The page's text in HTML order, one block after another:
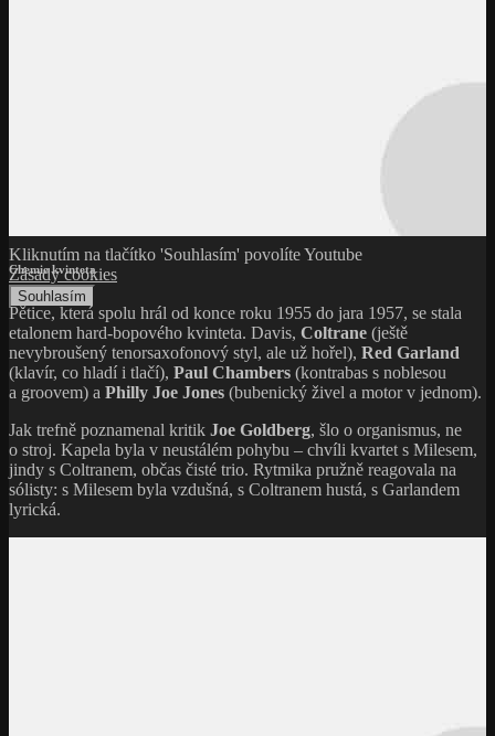
Kliknutím na tlačítko 'Souhlasím' povolíte Youtube
Zásady cookies
Souhlasím
Chemie kvinteta
Pětice, která spolu hrál od konce roku 1955 do jara 1957, se stala
etalonem hard-bopového kvinteta. Davis, Coltrane (ještě
nevybroušený tenorsaxofonový styl, ale už hořel), Red Garland
(klavír, co hladí i tlačí), Paul Chambers (kontrabas s noblesou
a groovem) a Philly Joe Jones (bubenický živel a motor v jednom).
Jak trefně poznamenal kritik Joe Goldberg, šlo o organismus, ne
o stroj. Kapela byla v neustálém pohybu – chvíli kvartet s Milesem,
jindy s Coltranem, občas čisté trio. Rytmika pružně reagovala na
sólisty: s Milesem byla vzdušná, s Coltranem hustá, s Garlandem
lyrická.